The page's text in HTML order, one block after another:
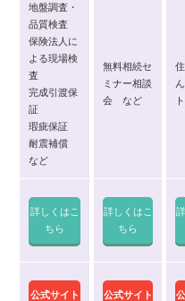
地盤調査・
品質検査
保険法人に
よる現場検
査
完成引渡保
証
瑕疵保証
耐震補償
など
無料相続セ
ミナー相談
会 など
詳しくはこ
ちら
詳しくはこ
ちら
公式サイト
公式サイト